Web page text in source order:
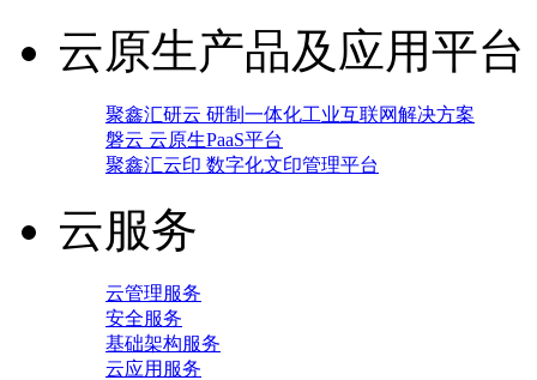
云原生产品及应用平台
聚鑫汇研云 研制一体化工业互联网解决方案
磐云 云原生PaaS平台
聚鑫汇云印 数字化文印管理平台
云服务
云管理服务
安全服务
基础架构服务
云应用服务